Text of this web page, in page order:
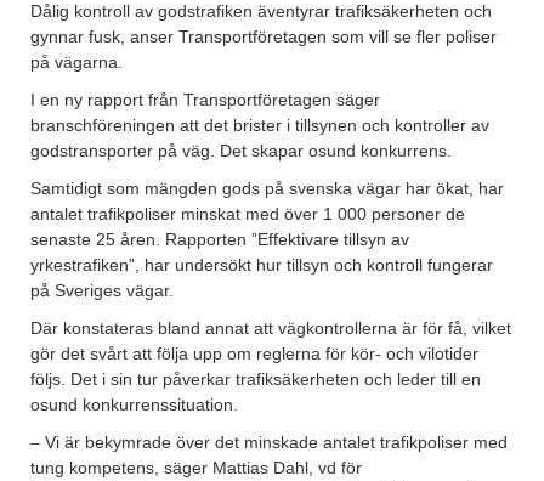
Dålig kontroll av godstrafiken äventyrar trafiksäkerheten och
gynnar fusk, anser Transportföretagen som vill se fler poliser
på vägarna.
I en ny rapport från Transportföretagen säger
branschföreningen att det brister i tillsynen och kontroller av
godstransporter på väg. Det skapar osund konkurrens.
Samtidigt som mängden gods på svenska vägar har ökat, har
antalet trafikpoliser minskat med över 1 000 personer de
senaste 25 åren. Rapporten ”Effektivare tillsyn av
yrkestrafiken”, har undersökt hur tillsyn och kontroll fungerar
på Sveriges vägar.
Där konstateras bland annat att vägkontrollerna är för få, vilket
gör det svårt att följa upp om reglerna för kör- och vilotider
följs. Det i sin tur påverkar trafiksäkerheten och leder till en
osund konkurrenssituation.
– Vi är bekymrade över det minskade antalet trafikpoliser med
tung kompetens, säger Mattias Dahl, vd för